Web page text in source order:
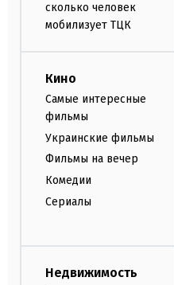
сколько человек
мобилизует ТЦК
Кино
Самые интересные
фильмы
Украинские фильмы
Фильмы на вечер
Комедии
Сериалы
Недвижимость